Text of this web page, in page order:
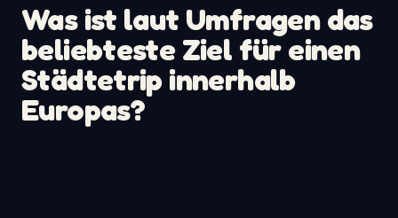
Was ist laut Umfragen das
beliebteste Ziel für einen
Städtetrip innerhalb
Europas?